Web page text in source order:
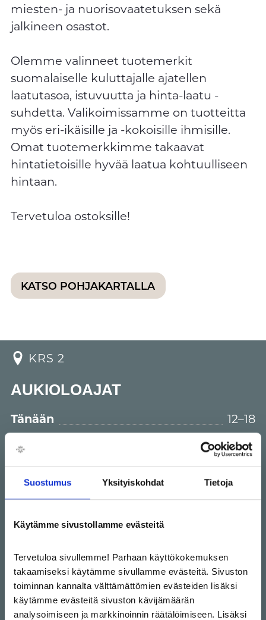
Suostumus Yksityiskohdat Tietoja
Käytämme sivustollamme evästeitä
Tervetuloa sivullemme! Parhaan käyttökokemuksen
takaamiseksi käytämme sivullamme evästeitä. Sivuston
toiminnan kannalta välttämättömien evästeiden lisäksi
käytämme evästeitä sivuston kävijämäärän
analysoimiseen ja markkinoinnin räätälöimiseen. Lisäksi
miesten- ja nuorisovaatetuksen sekä
jalkineen osastot.
Olemme valinneet tuotemerkit
suomalaiselle kuluttajalle ajatellen
laatutasoa, istuvuutta ja hinta-laatu -
suhdetta. Valikoimissamme on tuotteitta
myös eri-ikäisille ja -kokoisille ihmisille.
Omat tuotemerkkimme takaavat
hintatietoisille hyvää laatua kohtuulliseen
hintaan.
Tervetuloa ostoksille!
KATSO POHJAKARTALLA
KRS 2
AUKIOLOAJAT
Tänään
12–18
ma-pe
10–20
10–18
Halonen.fi
+358 20 742 7945